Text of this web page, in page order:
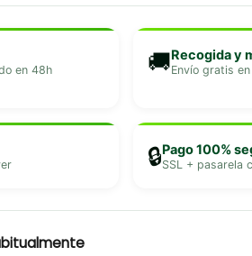
en 48h
🚚Recogida y
Envío gratis
🔒Pago 100%
SSL + pasarela